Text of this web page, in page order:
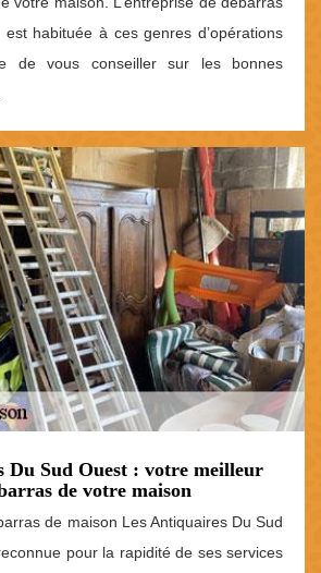
habituée à ces genres d’opérations
de vous conseiller sur les bonnes
Du Sud Ouest : votre meilleur
de votre maison
de maison Les Antiquaires Du Sud
pour la rapidité de ses services